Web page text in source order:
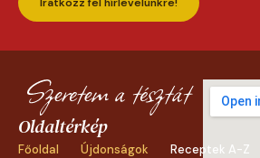
Oldaltérkép
Főoldal Újdonságok
Receptek A-Z